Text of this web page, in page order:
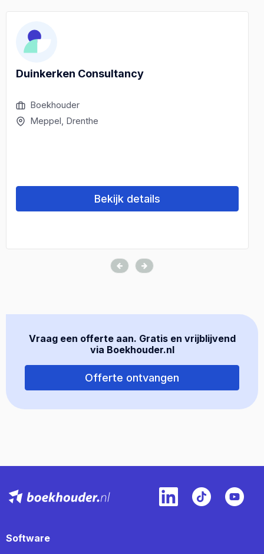
Duinkerken Consultancy
Boekhouder
Meppel, Drenthe
Bekijk details
Vraag een offerte aan. Gratis en vrijblijvend
via Boekhouder.nl
Offerte ontvangen
Software